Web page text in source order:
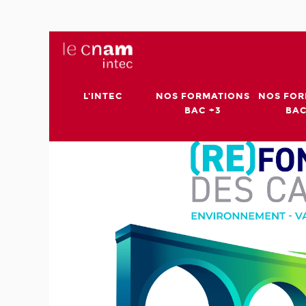
L'INTEC
NOS FORMATIONS
BAC +3
NOS